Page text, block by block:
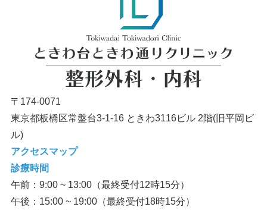
〒174-0071
東京都板橋区常盤台3-1-16 ときわ3116ビル 2階(旧平岡ビ
ル)
アクセスマップ
診療時間
午前：9:00 ~ 13:00（最終受付12時15分）
午後：15:00 ~ 19:00（最終受付18時15分）